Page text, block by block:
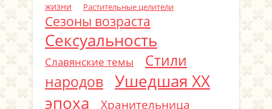
жизни
Растительные целители
Сезоны возраста
Сексуальность
Славянские темы
Стили
народов
Ушедшая ХХ
эпоха
Хранительница